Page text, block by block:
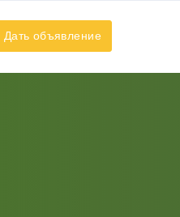
Дать объявление